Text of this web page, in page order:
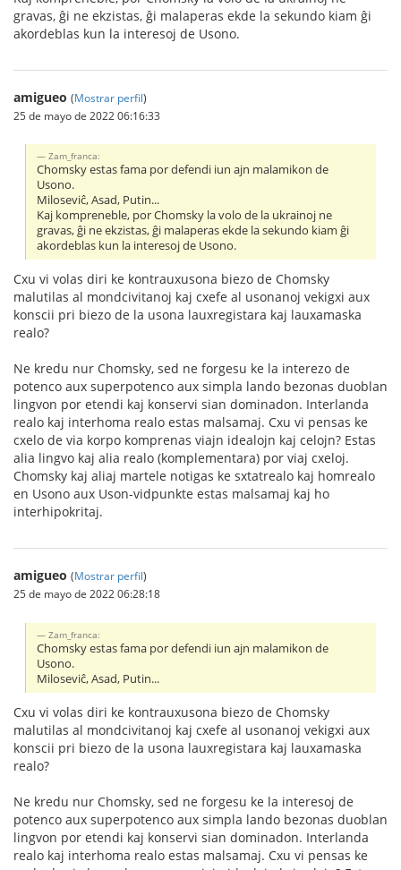
gravas, ĝi ne ekzistas, ĝi malaperas ekde la sekundo kiam ĝi
akordeblas kun la interesoj de Usono.
amigueo (Mostrar perfil)
25 de mayo de 2022 06:16:33
Zam_franca:
Chomsky estas fama por defendi iun ajn malamikon de
Usono.
Miloseviĉ, Asad, Putin...
Kaj kompreneble, por Chomsky la volo de la ukrainoj ne
gravas, ĝi ne ekzistas, ĝi malaperas ekde la sekundo kiam ĝi
akordeblas kun la interesoj de Usono.
Cxu vi volas diri ke kontrauxusona biezo de Chomsky
malutilas al mondcivitanoj kaj cxefe al usonanoj vekigxi aux
konscii pri biezo de la usona lauxregistara kaj lauxamaska
realo?
Ne kredu nur Chomsky, sed ne forgesu ke la interezo de
potenco aux superpotenco aux simpla lando bezonas duoblan
lingvon por etendi kaj konservi sian dominadon. Interlanda
realo kaj interhoma realo estas malsamaj. Cxu vi pensas ke
cxelo de via korpo komprenas viajn idealojn kaj celojn? Estas
alia lingvo kaj alia realo (komplementara) por viaj cxeloj.
Chomsky kaj aliaj martele notigas ke sxtatrealo kaj homrealo
en Usono aux Uson-vidpunkte estas malsamaj kaj ho
interhipokritaj.
amigueo (Mostrar perfil)
25 de mayo de 2022 06:28:18
Zam_franca:
Chomsky estas fama por defendi iun ajn malamikon de
Usono.
Miloseviĉ, Asad, Putin...
Cxu vi volas diri ke kontrauxusona biezo de Chomsky
malutilas al mondcivitanoj kaj cxefe al usonanoj vekigxi aux
konscii pri biezo de la usona lauxregistara kaj lauxamaska
realo?
Ne kredu nur Chomsky, sed ne forgesu ke la interesoj de
potenco aux superpotenco aux simpla lando bezonas duoblan
lingvon por etendi kaj konservi sian dominadon. Interlanda
realo kaj interhoma realo estas malsamaj. Cxu vi pensas ke